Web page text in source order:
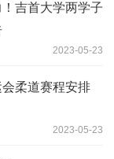
吉首大学两学子
2023-05-23
柔道赛程安排
2023-05-23